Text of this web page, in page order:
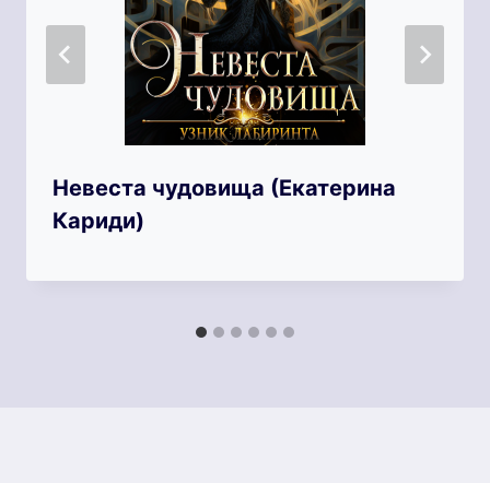
Невеста чудовища (Екатерина
Кариди)